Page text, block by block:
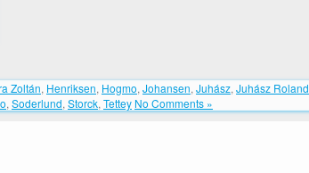
Zoltán, Henriksen, Hogmo, Johansen, Juhász, Juhász Roland
, Soderlund, Storck, Tettey No Comments »